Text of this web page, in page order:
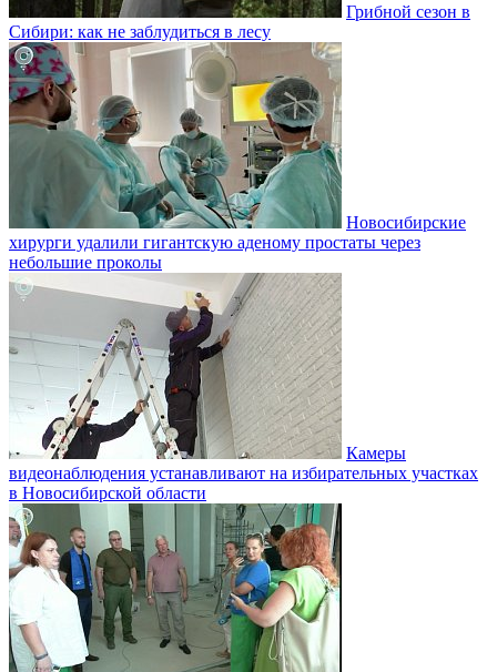
Грибной сезон в
Сибири: как не заблудиться в лесу
Новосибирские
хирурги удалили гигантскую аденому простаты через
небольшие проколы
Камеры
видеонаблюдения устанавливают на избирательных участках
в Новосибирской области